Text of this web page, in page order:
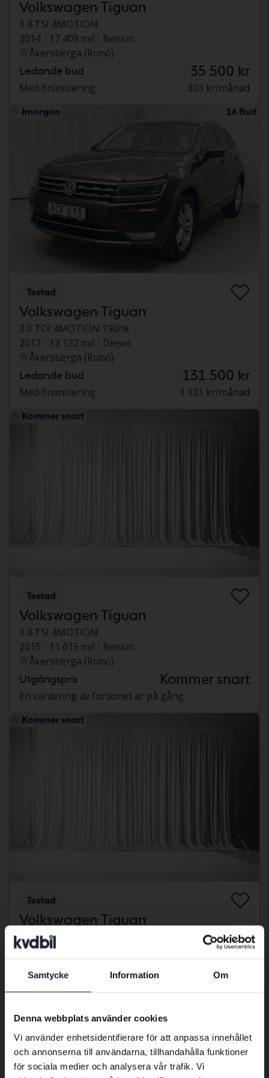
Samtycke Information Om
Denna webbplats använder cookies
Vi använder enhetsidentifierare för att anpassa innehållet
och annonserna till användarna, tillhandahålla funktioner
för sociala medier och analysera vår trafik. Vi
Volkswagen Tiguan
1.4 TSI 4MOTION
2014
17 409 mil
Bensin
Åkersberga (Runö)
Ledande bud 35 500 kr
Med finansiering 303 kr/månad
Imorgon 16 Bud
Testad
Volkswagen Tiguan
2.0 TDI 4MOTION 190hk
2017
13 132 mil
Diesel
Åkersberga (Runö)
Ledande bud 131 500 kr
Med finansiering 1 121 kr/månad
Kommer snart
Testad
Volkswagen Tiguan
1.4 TSI 4MOTION
2015
11 615 mil
Bensin
Åkersberga (Runö)
Utgångspris Kommer snart
En värdering av fordonet är på gång
Kommer snart
Testad
Volkswagen Tiguan
2.0 TFSI
2011
13 593 mil
Utgångspris Kommer snart
Kommer snart
Preferred language
We have detected that your browser
Swedish. To better service our friends
abroad we have an English language
site (kvdcars.com) that contains all the